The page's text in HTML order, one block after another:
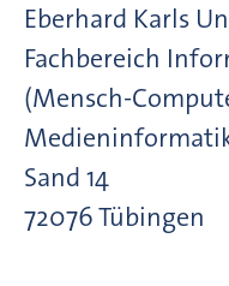
Eberhard Karls
Fachbereich
(Mensch-
Sand 14
72076Tübingen